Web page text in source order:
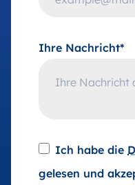
Ihre Nachricht*
Ich habe die
gelesen und